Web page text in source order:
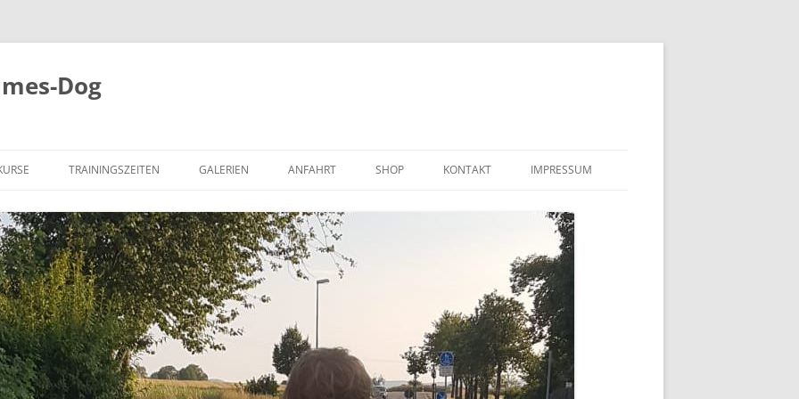
Dog
TRAININGSZEITEN GALERIEN
VIDEO
ANFAHRT SHOP KONTAKT IMPRESSUM